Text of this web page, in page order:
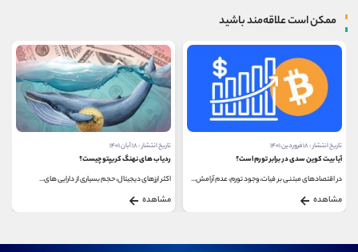
ممکن است علاقه‌مند باشید
تاریخ انتشار : ۱۸ فروردین ۱۴۰۱
آیا بیت کوین سدی در برابر تورم است؟
در اقتصادهای مبتنی بر فیات، وجود تورم، عدم آرامش...
مشاهده
تاریخ انتشار : ۱۸ آبان ۱۴۰۱
ردیاب‌ های نهنگ کریپتو چیست؟
اکثر ارزهای دیجیتال، حجم بسیاری از دارایی های...
مشاهده